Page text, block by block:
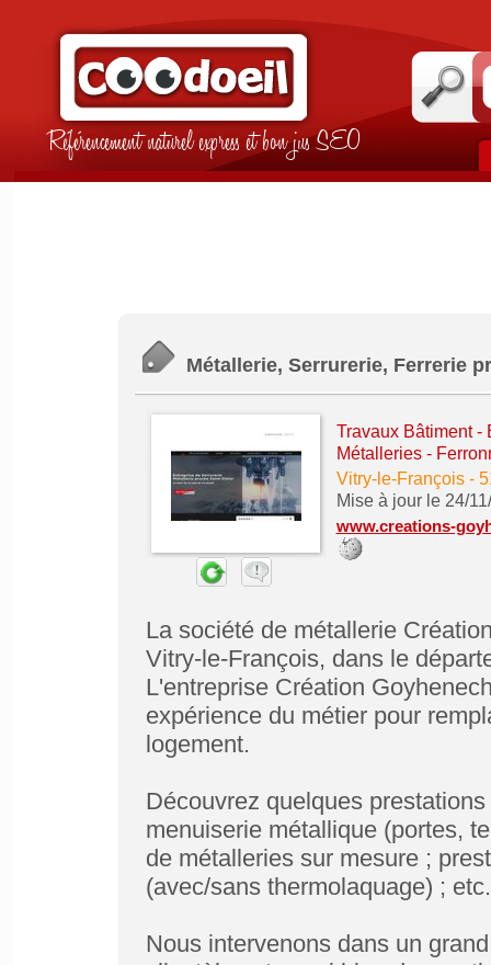
Référencement naturel express et bon jus SEO
Métallerie, Serrurerie, Ferrerie
Travaux Bâtiment
Métalleries -
Vitry-le-François-
Mise à jour le 24/
www.creations-
La société de métallerie
Vitry-le-François, dans le
L'entreprise Création
expérience du métier pour
logement.
Découvrez quelques
menuiserie métallique (portes,
de métalleries sur mesure ;
(avec/sans thermolaquage) ; etc.
Nous intervenons dans un